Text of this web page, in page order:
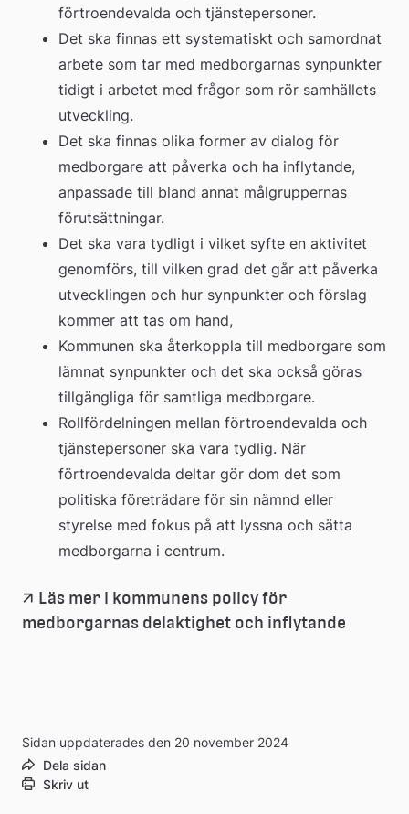
förtroendevalda och tjänstepersoner.
Det ska finnas ett systematiskt och samordnat
arbete som tar med medborgarnas synpunkter
tidigt i arbetet med frågor som rör samhällets
utveckling.
Det ska finnas olika former av dialog för
medborgare att påverka och ha inflytande,
anpassade till bland annat målgruppernas
förutsättningar.
Det ska vara tydligt i vilket syfte en aktivitet
genomförs, till vilken grad det går att påverka
utvecklingen och hur synpunkter och förslag
kommer att tas om hand,
Kommunen ska återkoppla till medborgare som
lämnat synpunkter och det ska också göras
tillgängliga för samtliga medborgare.
Rollfördelningen mellan förtroendevalda och
tjänstepersoner ska vara tydlig. När
förtroendevalda deltar gör dom det som
politiska företrädare för sin nämnd eller
styrelse med fokus på att lyssna och sätta
medborgarna i centrum.
Läs mer i kommunens policy för
medborgarnas delaktighet och inflytande
Sidan uppdaterades den 20 november 2024
Dela sidan
Skriv ut